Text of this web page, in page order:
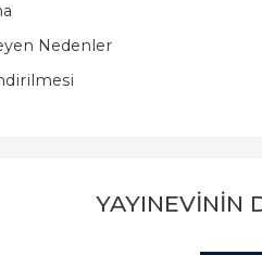
Nedenler
YAYINEVININ